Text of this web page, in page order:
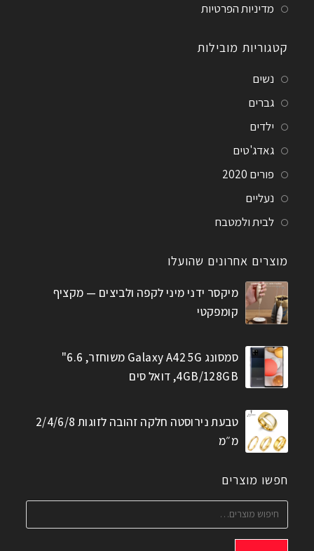
מדיניות הפרטיות
קטגוריות מובילות
נשים
גברים
ילדים
גאדג'טים
פורים 2020
נעליים
לבית ולמטבח
מוצרים אחרונים שהועלו
מיקסר ידני מיני לקפה ולביצים — מקציף
קומפקטי
סמסונג Galaxy A42 5G משוחזר, 6.6"
4GB/128GB, דואל סים
טבעת נירוסטה חלקה זהובה לזוגות 2/4/6/8
מ״מ
חפשו מוצרים